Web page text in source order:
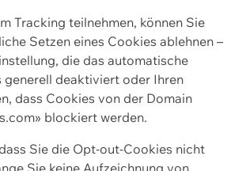
Tracking teilnehmen, können Sie
Setzen eines Cookies ablehnen –
die das automatische
generell deaktiviert oder Ihren
dass Cookies von der Domain
blockiert werden.
Sie die Opt-out-Cookies nicht